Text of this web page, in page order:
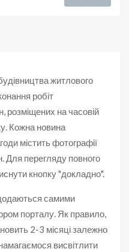
житлового
робіт
розміщених на часовій
Кожна новина
містить фотографії
Для перегляду повного
кнопку "докладно".
самими
порталу. Як правило,
2-3 місяці залежно
висвітлити